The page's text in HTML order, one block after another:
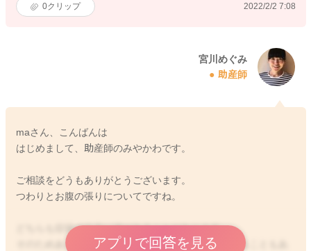
0クリップ 2022/2/2 7:08
宮川めぐみ
助産師
maさん、こんばんは
はじめまして、助産師のみやかわです。
ご相談をどうもありがとうございます。
つわりとお腹の張りについてですね。
どちらも症状の出方に波があることがあります。
そのためあるときふととても楽になっていると感じることもあ
アプリで回答を見る